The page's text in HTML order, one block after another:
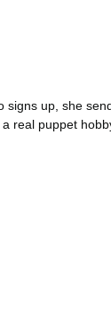
signs up, she
real puppet